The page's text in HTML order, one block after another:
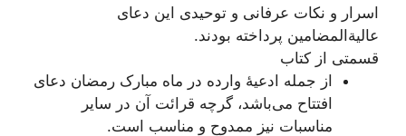
اسرار و نکات عرفانی و توحیدی این دعای
عالیة‌المضامین پرداخته بودند.
قسمتی از کتاب
از جمله ادعیۀ وارده در ماه مبارک رمضان دعای
افتتاح می‌باشد، گرچه قرائت آن در سایر
مناسبات نیز ممدوح و مناسب است.